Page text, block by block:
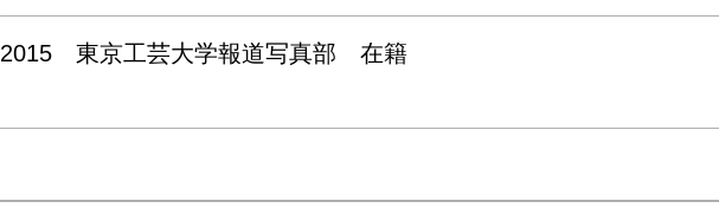
2015　東京工芸大学報道写真部　在籍